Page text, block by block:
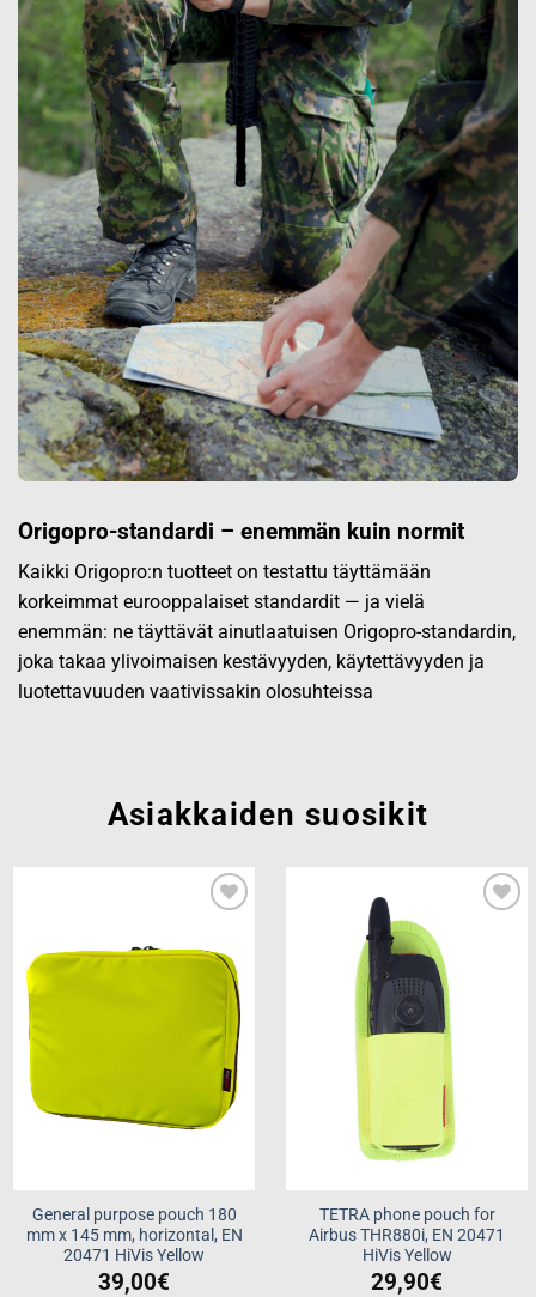
Origopro-standardi – enemmän kuin normit
Kaikki Origopro:n tuotteet on testattu täyttämään
korkeimmat eurooppalaiset standardit — ja vielä
enemmän: ne täyttävät ainutlaatuisen Origopro-standardin,
joka takaa ylivoimaisen kestävyyden, käytettävyyden ja
luotettavuuden vaativissakin olosuhteissa
Asiakkaiden suosikit
General purpose pouch 180
mm x 145 mm, horizontal, EN
20471 HiVis Yellow
39,00€
TETRA phone pouch for
Airbus THR880i, EN 20471
HiVis Yellow
29,90€